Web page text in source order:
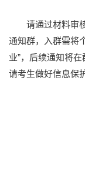
请通过材料审
通知群，入群需将
业”，后续通知将
请考生做好信息保